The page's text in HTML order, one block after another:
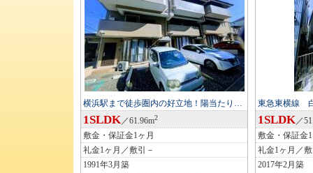
横浜駅まで徒歩圏内の好立地！陽当たり…
1SLDK／61.96m2
敷金・保証金1ヶ月
礼金1ヶ月／敷引－
1991年3月築
東急東横線
1SLDK／
敷金・保証金
礼金1ヶ月／
2017年2月築